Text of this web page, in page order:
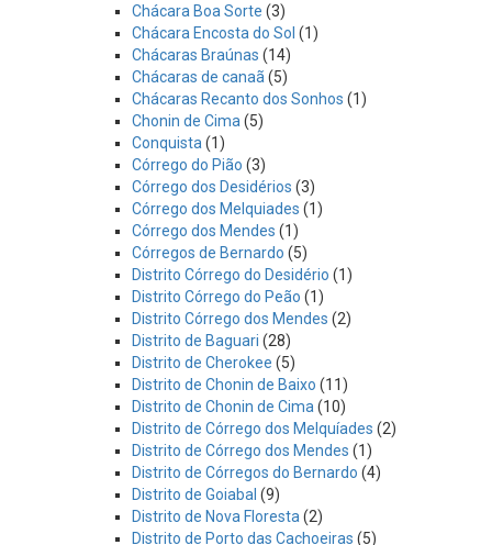
Chácara Boa Sorte (3)
Chácara Encosta do Sol (1)
Chácaras Braúnas (14)
Chácaras de canaã (5)
Chácaras Recanto dos Sonhos (1)
Chonin de Cima (5)
Conquista (1)
Córrego do Pião (3)
Córrego dos Desidérios (3)
Córrego dos Melquiades (1)
Córrego dos Mendes (1)
Córregos de Bernardo (5)
Distrito Córrego do Desidério (1)
Distrito Córrego do Peão (1)
Distrito Córrego dos Mendes (2)
Distrito de Baguari (28)
Distrito de Cherokee (5)
Distrito de Chonin de Baixo (11)
Distrito de Chonin de Cima (10)
Distrito de Córrego dos Melquíades (2)
Distrito de Córrego dos Mendes (1)
Distrito de Córregos do Bernardo (4)
Distrito de Goiabal (9)
Distrito de Nova Floresta (2)
Distrito de Porto das Cachoeiras (5)